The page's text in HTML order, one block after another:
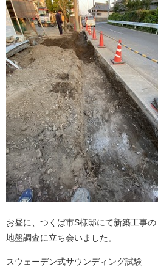
お昼に、つくば市S様邸にて新築工事の
地盤調査に立ち会いました。
スウェーデン式サウンディング試験